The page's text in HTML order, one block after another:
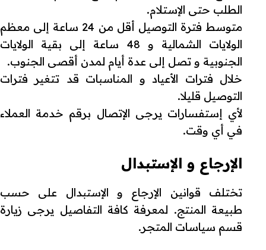
الطلب حتى الإستلام.
متوسط فترة التوصيل أقل من 24 ساعة إلى معظم
الولايات الشمالية و 48 ساعة إلى بقية الولايات
الجنوبية و تصل إلى عدة أيام لمدن أقصى الجنوب.
خلال فترات الأعياد و المناسبات قد تتغير فترات
التوصيل قليلا.
لأي إستفسارات يرجى الإتصال برقم خدمة العملاء
في أي وقت.
الإرجاع و الإستبدال
تختلف قوانين الإرجاع و الإستبدال على حسب
طبيعة المنتج. لمعرفة كافة التفاصيل يرجى زيارة
قسم سياسات المتجر.